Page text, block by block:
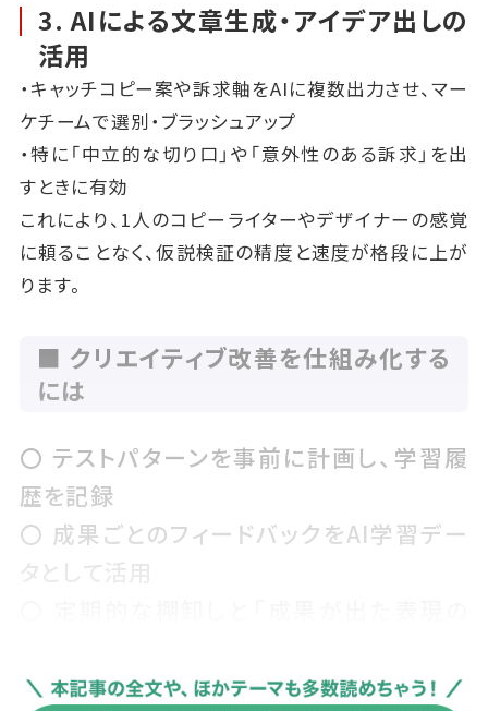
3. AIによる文章生成・アイデア出しの
活用
・キャッチコピー案や訴求軸をAIに複数出力させ、マー
ケチームで選別・ブラッシュアップ
・特に「中立的な切り口」や「意外性のある訴求」を出
すときに有効
これにより、1人のコピーライターやデザイナーの感覚
に頼ることなく、仮説検証の精度と速度が格段に上が
ります。
■ クリエイティブ改善を仕組み化する
には
〇 テストパターンを事前に計画し、学習履
歴を記録
〇 成果ごとのフィードバックをAI学習デー
タとして活用
クリエイティブの改善は"属人的な作業"から"学習サ